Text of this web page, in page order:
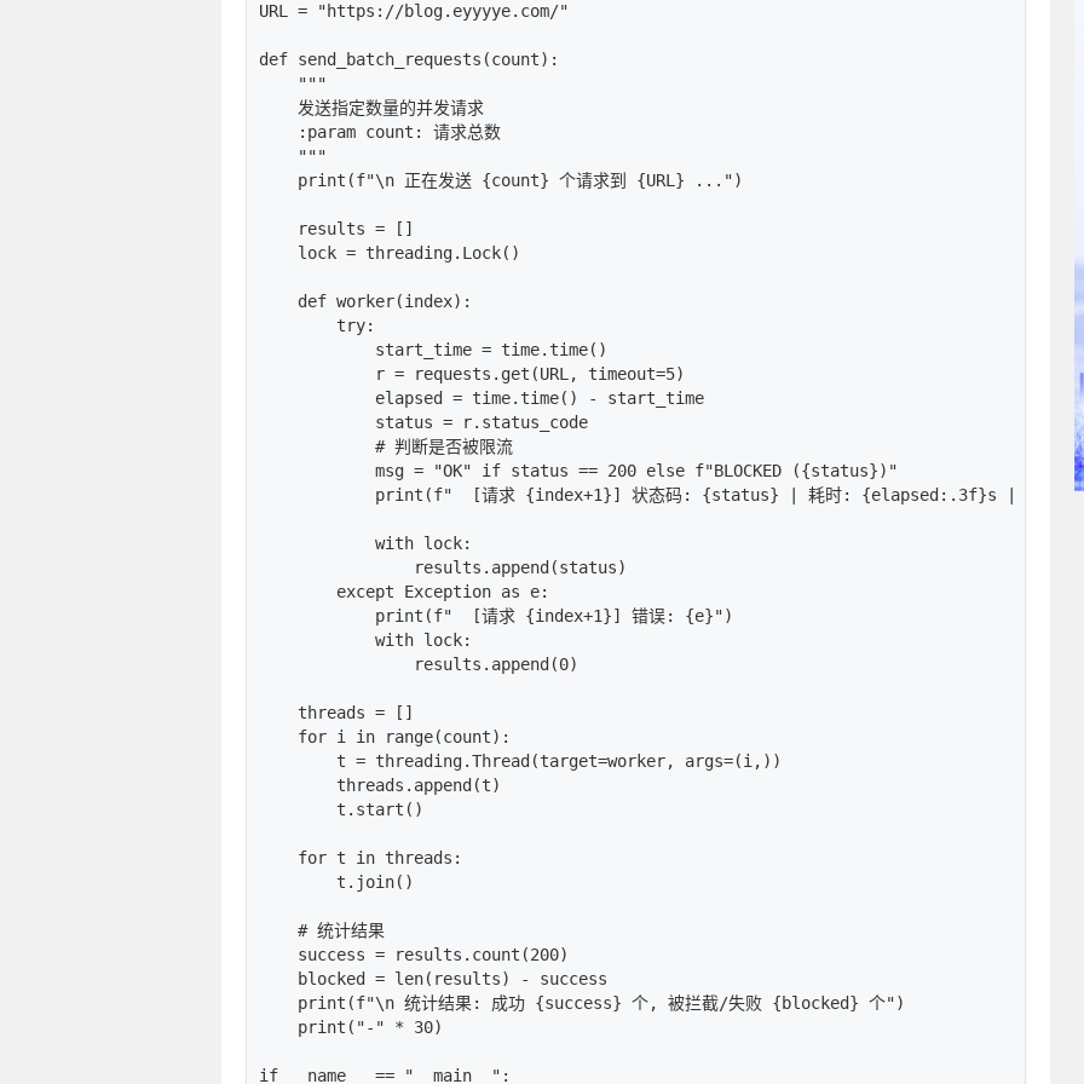
URL = "https://blog.eyyyye.com/"
def send_batch_requests(count):
    """
    发送指定数量的并发请求
    :param count: 请求总数
    """
    print(f"\n 正在发送 {count} 个请求到 {URL} ...")
    results = []
    lock = threading.Lock()
    def worker(index):
        try:
            start_time = time.time()
            r = requests.get(URL, timeout=5)
            elapsed = time.time() - start_time
            status = r.status_code
            # 判断是否被限流
            msg = "OK" if status == 200 else f"BLOCKED ({status})"
print(f"  [请求 {index+1}] 状态码: {status} | 耗时: {elapsed:.3f}s |
            with lock:
                results.append(status)
        except Exception as e:
            print(f"  [请求 {index+1}] 错误: {e}")
            with lock:
                results.append(0)
    threads = []
    for i in range(count):
        t = threading.Thread(target=worker, args=(i,))
        threads.append(t)
        t.start()
    for t in threads:
        t.join()
    # 统计结果
    success = results.count(200)
    blocked = len(results) - success
    print(f"\n 统计结果: 成功 {success} 个, 被拦截/失败 {blocked} 个")
    print("-" * 30)
if __name__ == "__main__":